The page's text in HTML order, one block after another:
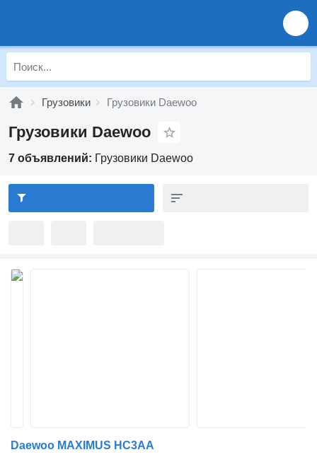
Грузовики Грузовики Daewoo
Грузовики Daewoo
7 объявлений: Грузовики Daewoo
Daewoo MAXIMUS HC3AA